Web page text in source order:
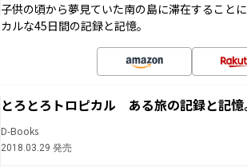
子供の頃から夢見ていた南の島に滞在すること
カルな45日間の記録と記憶。
とろとろトロピカル ある旅の記録と記
D-Books
2018.03.29 発売